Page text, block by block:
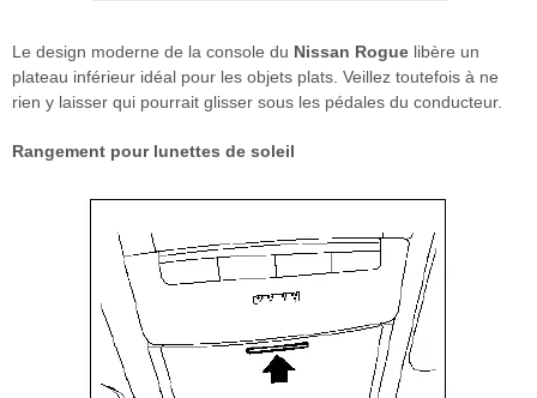
Le design moderne de la console du Nissan Rogue libère un
plateau inférieur idéal pour les objets plats. Veillez toutefois à ne
rien y laisser qui pourrait glisser sous les pédales du conducteur.
Rangement pour lunettes de soleil